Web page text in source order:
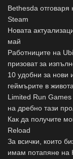
Bethesda отговаря
Steam
Новата
май
Работниците на
призоват за
10 удобни за нови
геймърите в
Limited Run
на дребно тази
Как да получите
Reload
За всички, които
имам потапяне на